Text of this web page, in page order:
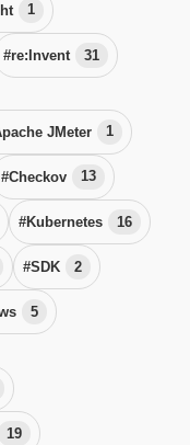
1
#re:Invent 31
JMeter 1
#Checkov 13
#Kubernetes 16
#SDK 2
5
19